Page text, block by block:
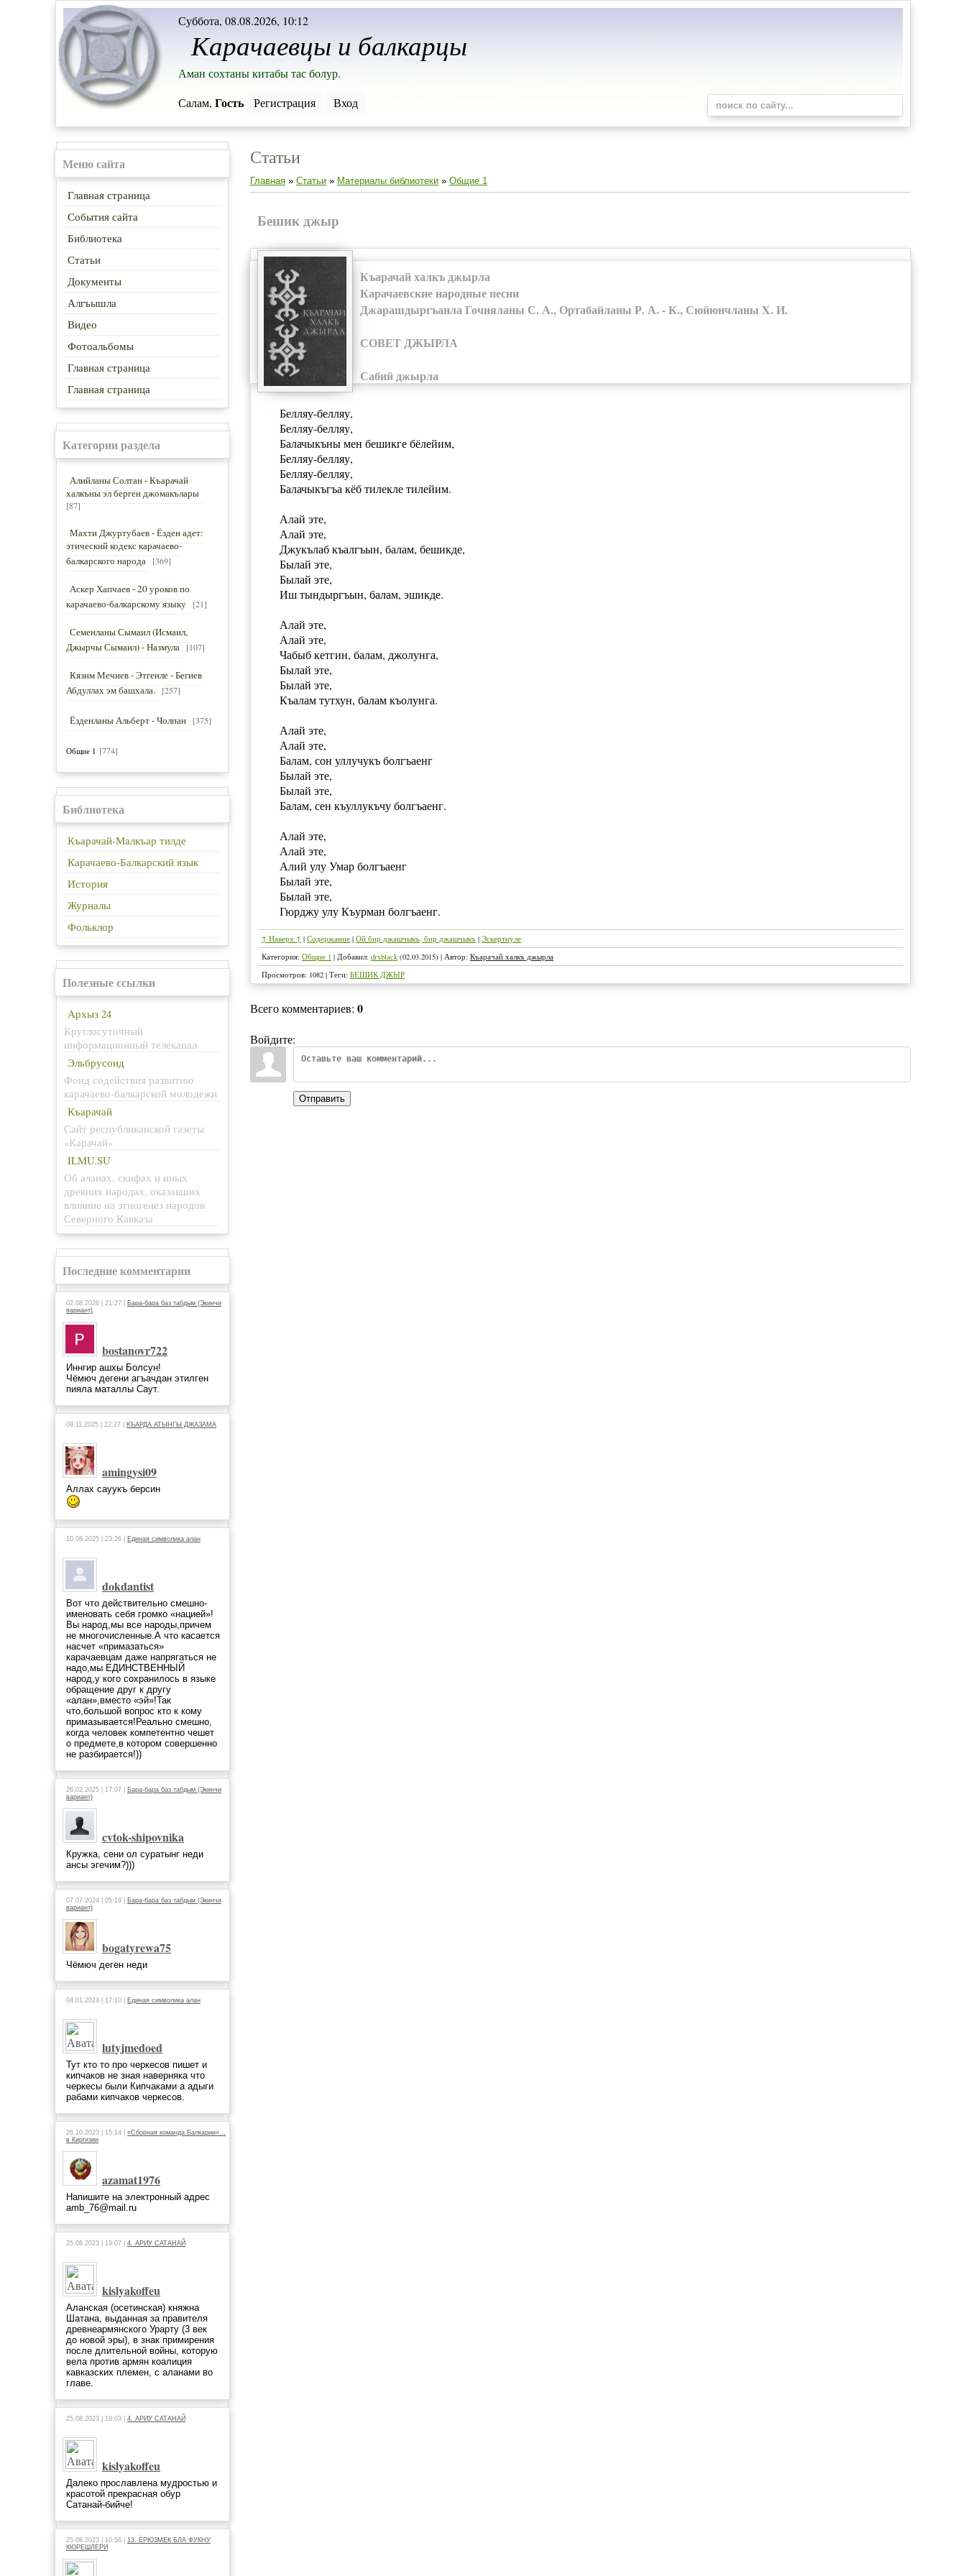
Суббота, 08.08.2026, 10:12
Карачаевцы и балкарцы
Салам, Гость Регистрация Вход
Аман сохтаны китабы тас болур.
Меню сайта
Главная страница
События сайта
Библиотека
Статьи
Документы
Алгъышла
Видео
Фотоальбомы
Главная страница
Главная страница
Категории раздела
Алийланы Солтан - Къарачай
халкъны эл берген джомакълары
[87]
Махти Джуртубаев - Ёзден адет:
этический кодекс карачаево-
балкарского народа
[369]
Аскер Хапчаев - 20 уроков по
карачаево-балкарскому языку
[21]
Семенланы Сымаил (Исмаил,
Джырчы Сымаил) - Назмула
[107]
Кязим Мечиев - Этгенле - Бегиев
Абдуллах эм башхала.
[257]
Ёзденланы Альберт - Чолпан [375]
Общие 1 [774]
Библиотека
Къарачай-Малкъар тилде
Карачаево-Балкарский язык
История
Журналы
Фольклор
Полезные ссылки
Архыз 24
Круглосуточный
информационный телеканал
Эльбрусоид
Фонд содействия развитию
карачаево-балкарской молодежи
Къарачай
Сайт республиканской газеты
«Карачай»
ILMU.SU
Об аланах, скифах и иных
древних народах, оказавших
влияние на этногенез народов
Северного Кавказа
Последние комментарии
02.08.2026 | 21:27 | Бара-бара баз табдым (Экинчи
вариант)
bostanovr722
Иннгир ашхы Болсун!
Чёмюч дегени агъачдан этилген
пияла маталлы Саут.
09.11.2025 | 22:27 | КЪАРДА АТЫНГЫ ДЖАЗАМА
amingysi09
Аллах сауукъ берсин
10.08.2025 | 23:26 | Единая символика алан
dokdantist
Вот что действительно смешно-
именовать себя громко «нацией»!
Вы народ,мы все народы,причем
не многочисленные.А что касается
насчет «примазаться»
карачаевцам даже напрягаться не
надо,мы ЕДИНСТВЕННЫЙ
народ,у кого сохранилось в языке
обращение друг к другу
«алан»,вместо «эй»!Так
что,большой вопрос кто к кому
примазывается!Реально смешно,
когда человек компетентно чешет
о предмете,в котором совершенно
не разбирается!))
26.02.2025 | 17:07 | Бара-бара баз табдым (Экинчи
вариант)
cvtok-shipovnika
Кружка, сени ол суратынг неди
ансы эгечим?)))
07.07.2024 | 05:19 | Бара-бара баз табдым (Экинчи
вариант)
bogatyrewa75
Чёмюч деген неди
04.01.2024 | 17:10 | Единая символика алан
lutyjmedoed
Тут кто то про черкесов пишет и
кипчаков не зная наверняка что
черкесы были Кипчаками а адыги
рабами кипчаков черкесов.
26.10.2023 | 15:14 | «Сборная команда Балкарии»…
в Киргизии
azamat1976
Напишите на электронный адрес
amb_76@mail.ru
25.08.2023 | 19:07 | 4. АРИУ САТАНАЙ
kislyakoffeu
Аланская (осетинская) княжна
Шатана, выданная за правителя
древнеармянского Урарту (3 век
до новой эры), в знак примирения
после длительной войны, которую
вела против армян коалиция
кавказских племен, с аланами во
главе.
25.08.2023 | 19:03 | 4. АРИУ САТАНАЙ
kislyakoffeu
Далеко прославлена мудростью и
красотой прекрасная обур
Сатанай-бийче!
25.08.2023 | 10:56 | 13. ЁРЮЗМЕК БЛА ФУКНУ
КЮРЕШЛЕРИ
Статьи
Главная » Статьи » Материалы библиотеки » Общие 1
Бешик джыр
Къарачай халкъ джырла
Карачаевские народные песни
Джарашдыргъанла Гочияланы С. А., Ортабайланы Р. А. - К., Сюйюнчланы X. И.
СОВЕТ ДЖЫРЛА
Сабий джырла
Белляу-белляу,
Белляу-белляу,
Балачыкъны мен бешикге бёлейим,
Белляу-белляу,
Белляу-белляу,
Балачыкъгъа кёб тилекле тилейим.
Алай эте,
Алай эте,
Джукълаб къалгъын, балам, бешикде,
Былай эте,
Былай эте,
Иш тындыргъын, балам, эшикде.
Алай эте,
Алай эте,
Чабыб кетгин, балам, джолунга,
Былай эте,
Былай эте,
Къалам тутхун, балам къолунга.
Алай эте,
Алай эте,
Балам, сон уллучукъ болгъаенг
Былай эте,
Былай эте,
Балам, сен къуллукъчу болгъаенг.
Алай эте,
Алай эте,
Алий улу Умар болгъаенг
Былай эте,
Былай эте,
Гюрджу улу Къурман болгъаенг.
↑ Наверх ↑ | Содержание | Ой бир джашчыкъ, бир джашчыкъ | Эскертиуле
Категория: Общие 1 | Добавил: drxblack (02.03.2015) | Автор: Къарачай халкъ джырла
Просмотров: 1082 | Теги: БЕШИК ДЖЫР
Всего комментариев: 0
Войдите:
Отправить